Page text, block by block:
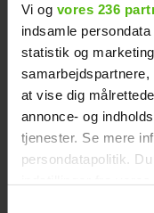
Vi og vores 236
indsamle
statistik og
at vise dig
annonce- og
tjenester. Se mere
persondatapolitik.